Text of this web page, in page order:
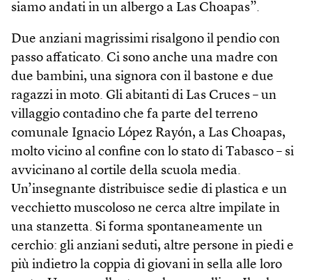
siamo andati in un albergo a Las Choapas”.
Due anziani magrissimi risalgono il pendio con
passo affaticato. Ci sono anche una madre con
due bambini, una signora con il bastone e due
ragazzi in moto. Gli abitanti di Las Cruces – un
villaggio contadino che fa parte del terreno
comunale Ignacio López Rayón, a Las Choapas,
molto vicino al confine con lo stato di Tabasco – si
avvicinano al cortile della scuola media.
Un’insegnante distribuisce sedie di plastica e un
vecchietto muscoloso ne cerca altre impilate in
una stanzetta. Si forma spontaneamente un
cerchio: gli anziani seduti, altre persone in piedi e
più indietro la coppia di giovani in sella alle loro